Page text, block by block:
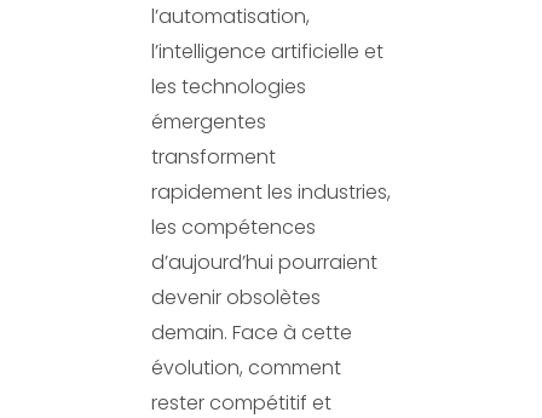
l’automatisation,
l’intelligence artificielle et
les technologies
émergentes
transforment
rapidement les industries,
les compétences
d’aujourd’hui pourraient
devenir obsolètes
demain. Face à cette
évolution, comment
rester compétitif et